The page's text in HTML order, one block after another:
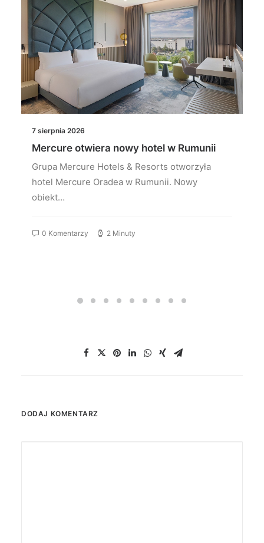
7 sierpnia 2026
Mercure otwiera nowy hotel w Rumunii
Grupa Mercure Hotels & Resorts otworzyła
hotel Mercure Oradea w Rumunii. Nowy
obiekt…
0 Komentarzy 2 Minuty
DODAJ KOMENTARZ